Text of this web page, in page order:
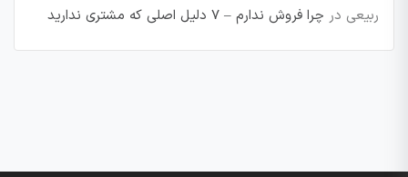
ربیعی در چرا فروش ندارم – 7 دلیل اصلی که مشتری ندارید